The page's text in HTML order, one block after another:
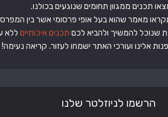
מאמר שהוא בעל אופי פרסומי אשר בין
שנוכל להמשיך ולהביא לכם תכנים איכותיים ללא
אלינו ועורכי האתר ישמחו לעזור. קריאה נעימה!
הרשמו לניוזלטר שלנו